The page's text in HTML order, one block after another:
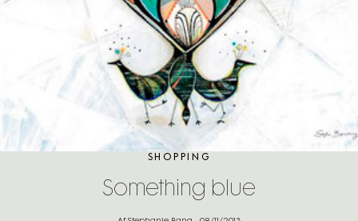
SHOPPING
Something blue